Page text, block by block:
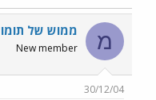
מ ממוש של
New member
30/12/04